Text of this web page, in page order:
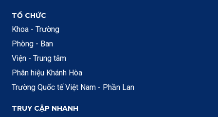
TỔ CHỨC
Khoa - Trường
Phòng - Ban
Viện - Trung tâm
Phân hiệu Khánh Hòa
Trường Quốc tế Việt Nam - Phần Lan
TRUY CẬP NHANH